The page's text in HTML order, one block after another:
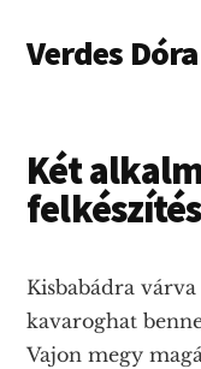
main
elsődleges
footer
menu
Verdes Dóra
kapcsolati
és
szoptatási
Budapesten
és
Pest
Két
Kisbabádra
kavaroghat
Vajon megy